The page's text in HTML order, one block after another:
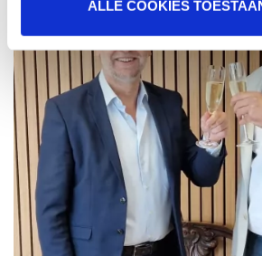
ALLE COOKIES